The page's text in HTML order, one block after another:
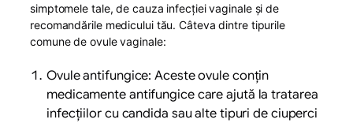
simptomele tale, de cauza infecției vaginale și de
recomandările medicului tău. Câteva dintre tipurile
comune de ovule vaginale:
Ovule antifungice: Aceste ovule conțin
medicamente antifungice care ajută la tratarea
infecțiilor cu candida sau alte tipuri de ciuperci